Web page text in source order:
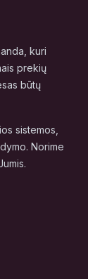
kuri
prekių
būtų
sistemos,
Norime